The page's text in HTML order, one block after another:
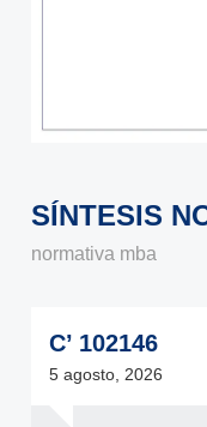
SÍNTESIS
normativa mba
C’ 102146
5 agosto, 2026